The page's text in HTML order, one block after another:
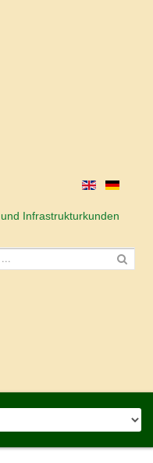
Infrastrukturkunden